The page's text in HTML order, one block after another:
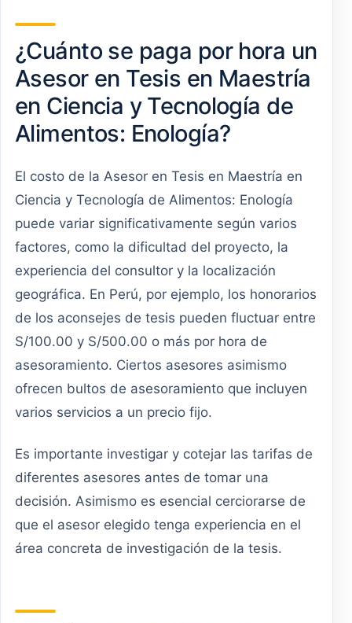
¿Cuánto se paga por hora un
Asesor en Tesis en Maestría
en Ciencia y Tecnología de
Alimentos: Enología?
El costo de la Asesor en Tesis en Maestría en
Ciencia y Tecnología de Alimentos: Enología
puede variar significativamente según varios
factores, como la dificultad del proyecto, la
experiencia del consultor y la localización
geográfica. En Perú, por ejemplo, los honorarios
de los aconsejes de tesis pueden fluctuar entre
S/100.00 y S/500.00 o más por hora de
asesoramiento. Ciertos asesores asimismo
ofrecen bultos de asesoramiento que incluyen
varios servicios a un precio fijo.
Es importante investigar y cotejar las tarifas de
diferentes asesores antes de tomar una
decisión. Asimismo es esencial cerciorarse de
que el asesor elegido tenga experiencia en el
área concreta de investigación de la tesis.